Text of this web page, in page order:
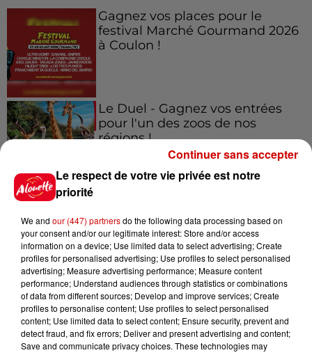
Gagnez vos places pour le
festival Marché Gourmand 2026
à Coulon !
Le Duel - Gagnez vos entrées
pour l'un des zoos de nos
régions !
votre séjour en famille au cœur
de la...
Destination Vacances : inscrivez-
vous !
Le respect de votre vie privée est notre
priorité
We and our (447) partnersdo the following data processing based on
your consent and/or our legitimate interest: Store and/or access
information on a device; Use limited data to select advertising; Create
profiles for personalised advertising; Use profiles to select personalised
advertising; Measure advertising performance; Measure content
performance; Understand audiences through statistics or combinations
of data from different sources; Develop and improve services; Create
profiles to personalise content; Use profiles to select personalised
content; Use limited data to select content; Ensure security, prevent and
detect fraud, and fix errors; Deliver and present advertising and content;
Save and communicate privacy choices. These technologies may
Continuer sans accepter